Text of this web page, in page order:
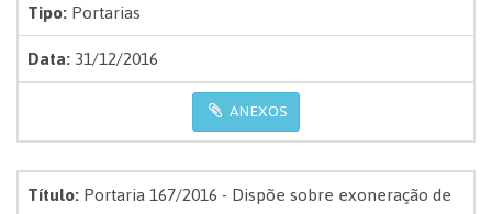
Tipo:Portarias
Data:31/12/2016
ANEXOS
Título:Portaria 167/2016 - Dispõe sobre exoneração de